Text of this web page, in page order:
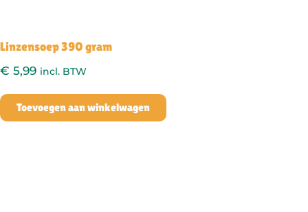
Linzensoep 390 gram
€ 5,99 incl. BTW
Toevoegen aan winkelwagen